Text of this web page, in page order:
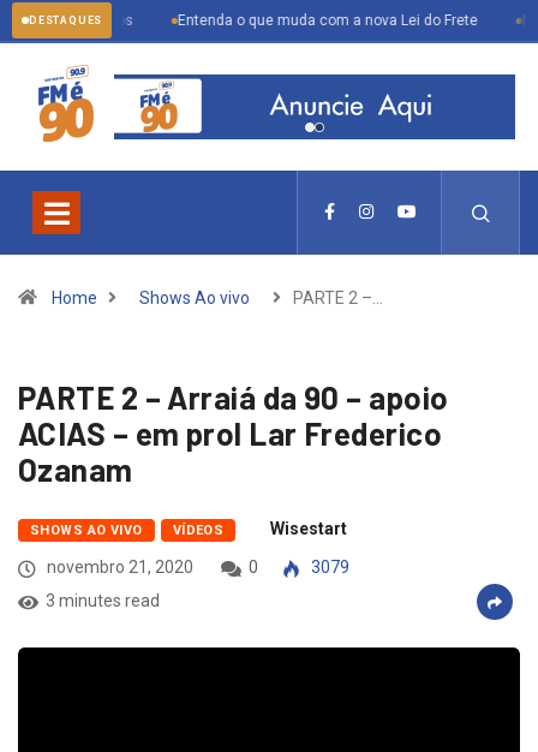
DESTAQUES Entenda o que muda com a nova Lei do Frete
Home Shows Ao vivo PARTE 2 –…
PARTE 2 – Arraiá da 90 – apoio
ACIAS – em prol Lar Frederico
Ozanam
SHOWS AO VIVO VÍDEOS
Wisestart
novembro 21, 2020
0
3079
3 minutes read